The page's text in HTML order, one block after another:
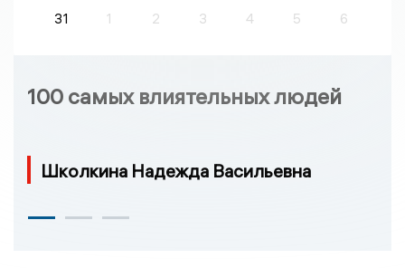
31
1 2 3 4 5 6
100 самых влиятельных людей
Школкина Надежда Васильевна